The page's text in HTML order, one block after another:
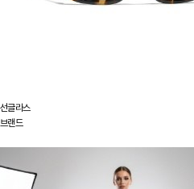
선글라스
브랜드